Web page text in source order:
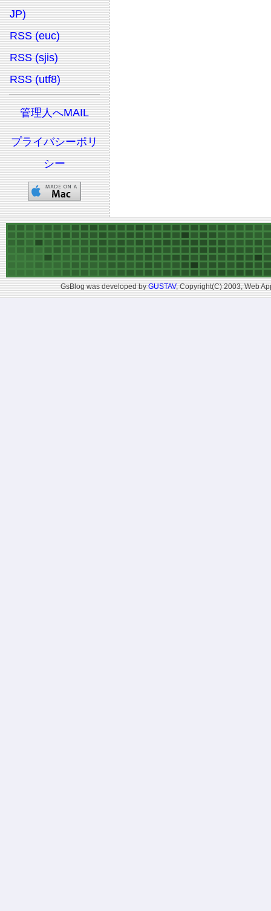
JP)
RSS (euc)
RSS (sjis)
RSS (utf8)
管理人へMAIL
プライバシーポリ
シー
GsBlog was developed byGUSTAV, Copyright(C) 2003, Web